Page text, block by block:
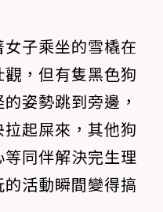
子乘坐的雪橇在
，但有隻黑色狗
姿勢跳到旁邊，
起屎來，其他狗
同伴解決完生理
活動瞬間變得搞